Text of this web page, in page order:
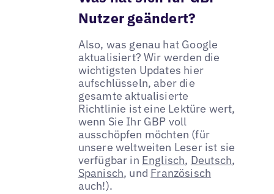
Nutzer geändert?
Also, was genau hat Google
aktualisiert? Wir werden die
wichtigsten Updates hier
aufschlüsseln, aber die
gesamte aktualisierte
Richtlinie ist eine Lektüre wert,
wenn Sie Ihr GBP voll
ausschöpfen möchten (für
unsere weltweiten Leser ist sie
verfügbar in Englisch, Deutsch,
Spanisch, und Französisch
auch!).